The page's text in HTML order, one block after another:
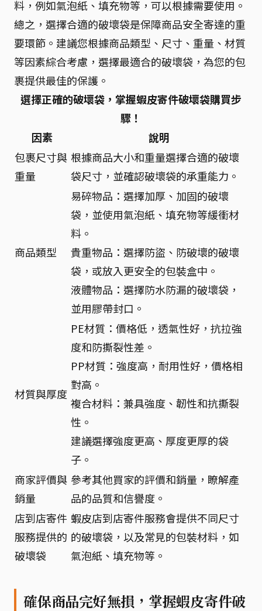
料，例如氣泡紙、填充物等，可以根據需要使用。
總之，選擇合適的破壞袋是保障商品安全寄達的重
要環節。建議您根據商品類型、尺寸、重量、材質
等因素綜合考慮，選擇最適合的破壞袋，為您的包
裹提供最佳的保護。
選擇正確的破壞袋，掌握蝦皮寄件破壞袋購買步
驟！
因素
說明
包裹尺寸與
重量
根據商品大小和重量選擇合適的破壞
袋尺寸，並確認破壞袋的承重能力。
商品類型
易碎物品：選擇加厚、加固的破壞
袋，並使用氣泡紙、填充物等緩衝材
料。
貴重物品：選擇防盜、防破壞的破壞
袋，或放入更安全的包裝盒中。
液體物品：選擇防水防漏的破壞袋，
並用膠帶封口。
材質與厚度
PE材質：價格低，透氣性好，抗拉強
度和防撕裂性差。
PP材質：強度高，耐用性好，價格相
對高。
複合材料：兼具強度、韌性和抗撕裂
性。
建議選擇強度更高、厚度更厚的袋
子。
商家評價與
銷量
參考其他買家的評價和銷量，瞭解產
品的品質和信譽度。
店到店寄件
服務提供的
破壞袋
蝦皮店到店寄件服務會提供不同尺寸
的破壞袋，以及常見的包裝材料，如
氣泡紙、填充物等。
確保商品完好無損，掌握蝦皮寄件破